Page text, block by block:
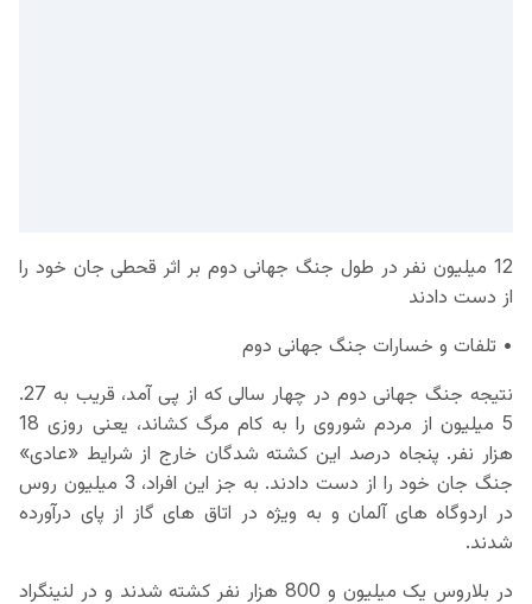
12 میلیون نفر در طول جنگ جهانی دوم بر اثر قحطی جان خود را
از دست دادند
• تلفات و خسارات جنگ جهانی دوم
نتیجه جنگ جهانی دوم در چهار سالی که از پی آمد، قریب به 27.
5 میلیون از مردم شوروی را به کام مرگ کشاند، یعنی روزی 18
هزار نفر. پنجاه درصد این کشته شدگان خارج از شرایط «عادی»
جنگ جان خود را از دست دادند. به جز این افراد، 3 میلیون روس
در اردوگاه های آلمان و به ویژه در اتاق های گاز از پای درآورده
شدند.
در بلاروس یک میلیون و 800 هزار نفر کشته شدند و در لنینگراد